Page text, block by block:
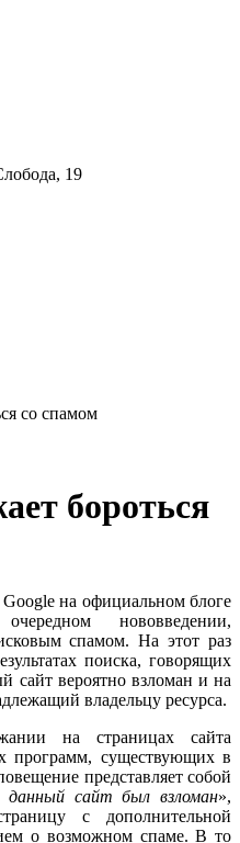
19
со спамом
бороться
на официальном блоге
нововведении,
спамом. На этот раз
поиска, говорящих
сайт вероятно взломан и на
владельцу ресурса.
на страницах сайта
программ, существующих в
представляет собой
данный сайт был взломан»,
с дополнительной
о возможном спаме. В то